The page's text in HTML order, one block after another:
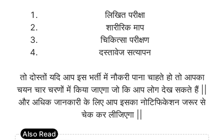
लिखित परीक्षा
शारीरिक माप
चिकित्सा परीक्षण
दस्तावेज सत्यापन
तो दोस्तों यदि आप इस भर्ती में नौकरी पाना चाहते हो तो आपका
चयन चार चरणों में किया जाएगा जो कि आप लोग देख सकते हैं ||
और अधिक जानकारी के लिए आप इसका नोटिफिकेशन जरूर से
चेक कर लीजिएगा ||